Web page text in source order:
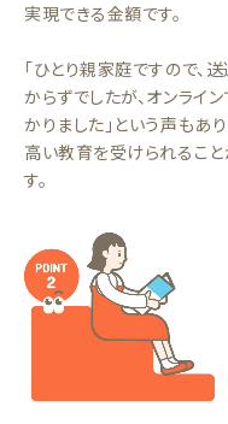
実現できる金額です。
「ひとり親家庭ですので
からずでしたが、オンライ
かりました」という声もあ
高い教育を受けられるこ
す。